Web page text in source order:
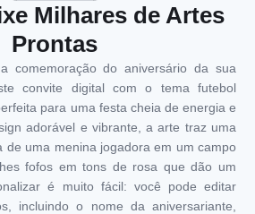
Milhares de Artes
Prontas
comemoração do aniversário da sua
convite digital com o tema futebol
para uma festa cheia de energia e
adorável e vibrante, a arte traz uma
de uma menina jogadora em um campo
fofos em tons de rosa que dão um
é muito fácil: você pode editar
incluindo o nome da aniversariante,